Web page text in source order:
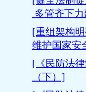
多管齐下
[重组架构
维护国家安
[《民防法
（下）]